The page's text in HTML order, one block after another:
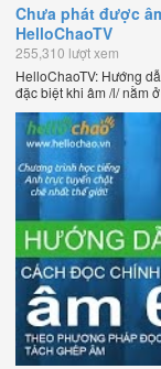
Chưa phát được
HelloChaoTV
255,310 lượt xem
HelloChaoTV: Hướng
đặc biệt khi âm /l/ nằm
đồng sáng lập
chẽ nhất thế giới.